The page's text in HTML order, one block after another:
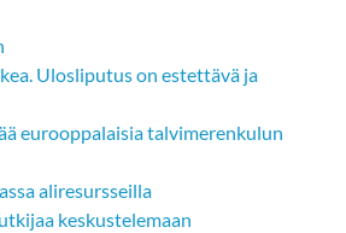
Ulosliputus on estettävä ja
eurooppalaisia talvimerenkulun
aliresursseilla
keskustelemaan